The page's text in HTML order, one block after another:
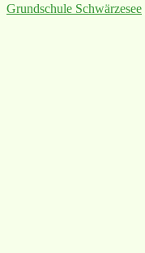
Grundschule Schwärzesee